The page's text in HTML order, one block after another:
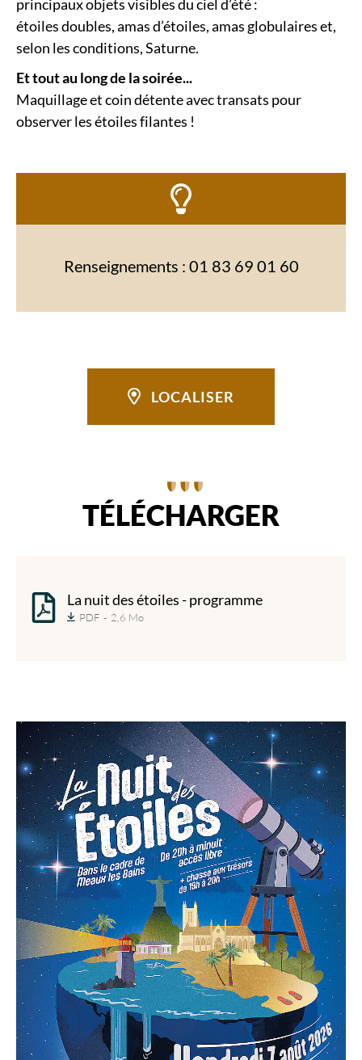
principaux objets visibles du ciel d’été :
étoiles doubles, amas d’étoiles, amas globulaires et,
selon les conditions, Saturne.
Et tout au long de la soirée...
Maquillage et coin détente avec transats pour
observer les étoiles filantes !
Renseignements : 01 83 69 01 60
LOCALISER
TÉLÉCHARGER
La nuit des étoiles - programme
PDF 2,6 Mo